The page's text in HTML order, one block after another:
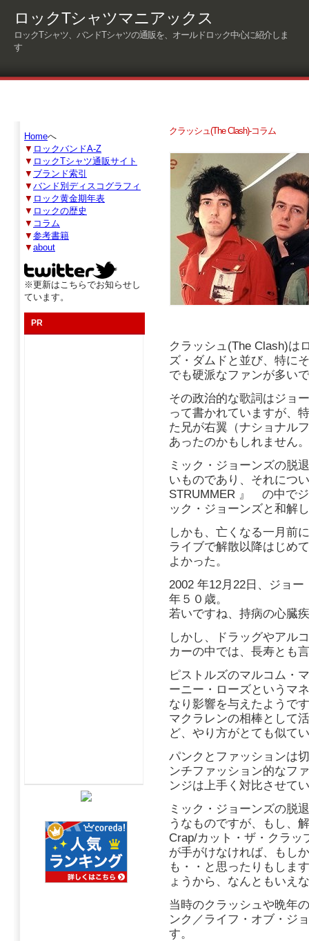
ロックTシャツマニアックス
ロックTシャツ、バンドTシャツの通販を、オールドロック中心に紹介しま
す
クラッシュ(The Clash)-コラム
クラッシュ(The Clash)は
ズ・ダムドと並び、特に
でも硬派なファンが多い
その政治的な歌詞はジョ
って書かれていますが、
た兄が右翼（ナショナル
あったのかもしれません。
ミック・ジョーンズの脱
いものであり、それにつ
STRUMMER 』 の中で
ック・ジョーンズと和解
しかも、亡くなる一月前
ライブで解散以降はじめ
よかった。
2002 年12月22日、ジョ
年５０歳。
若いですね、持病の心臓
しかし、ドラッグやアル
カーの中では、長寿とも
ピストルズのマルコム・
ーニー・ローズというマ
なり影響を与えたようで
マクラレンの相棒として
ど、やり方がとても似て
パンクとファッションは
ンチファッション的なフ
ンジは上手く対比させて
ミック・ジョーンズの脱
うなものですが、もし、
Crap/カット・ザ・クラッ
が手がけなければ、もし
も・・と思ったりもしま
ょうから、なんともいえ
当時のクラッシュや晩年
ンク／ライフ・オブ・ジ
す。
Homeへ
▼ ロックバンドA-Z
▼ ロックTシャツ通販サイト
▼ ブランド索引
▼ バンド別ディスコグラフィ
▼ ロック黄金期年表
▼ ロックの歴史
▼ コラム
▼ 参考書籍
▼ about
※更新はこちらでお知らせし
ています。
PR